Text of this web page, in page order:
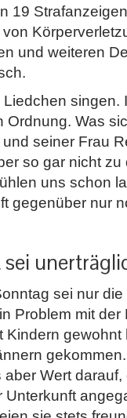
19
und weiteren
singen.
Ordnung. Was
seiner Frau
so gar nicht
uns schon
gegenüber nur
sei nur
Problem mit
Kindern
Wert